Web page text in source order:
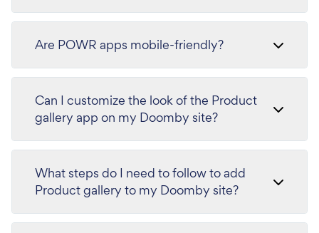
Are POWR apps mobile-friendly?
Can I customize the look of the Product
gallery app on my Doomby site?
What steps do I need to follow to add
Product gallery to my Doomby site?